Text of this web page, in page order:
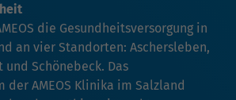
die Gesundheitsversorgung in
an vier Standorten: Aschersleben,
Schönebeck. Das
der AMEOS Klinika im Salzland